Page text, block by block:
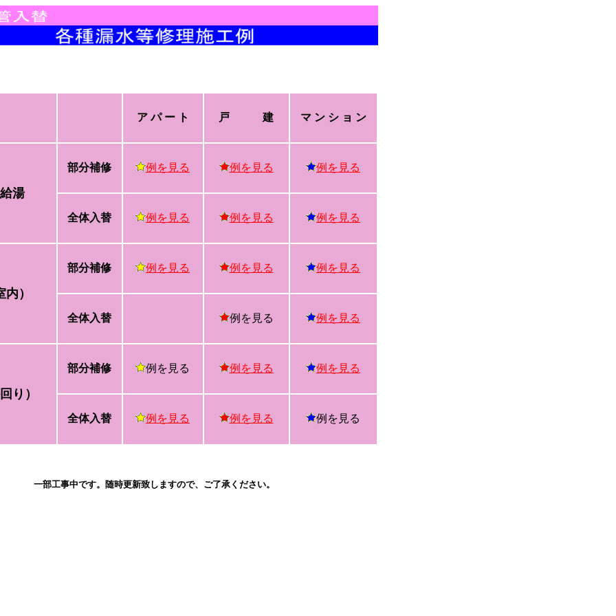
ア パ ー ト 戸 建 マ ン シ ョ ン
湯
部分補修 例を見る 例を見る 例を見る
全体入替 例を見る 例を見る 例を見る
）
部分補修 例を見る 例を見る 例を見る
全体入替 例を見る 例を見る
り）
部分補修 例を見る 例を見る 例を見る
全体入替 例を見る 例を見る 例を見る
一部工事中です。随時更新致しますので、ご了承ください。